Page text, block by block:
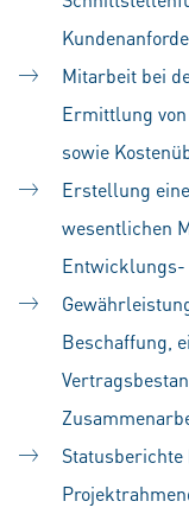
Mitarbeit bei
Ermittlung
sowie
Erstellung
wesentlichen
Entwicklungs-
Beschaffung,
Statusberichte